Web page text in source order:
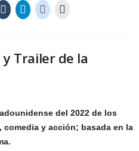
Trailer de la
del 2022 de los
y acción; basada en la